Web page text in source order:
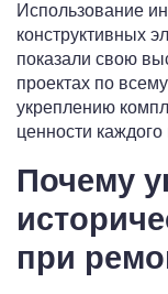
Использование
конструктивных
показали свою
проектах по
укреплению
ценности каждого
Почему
при